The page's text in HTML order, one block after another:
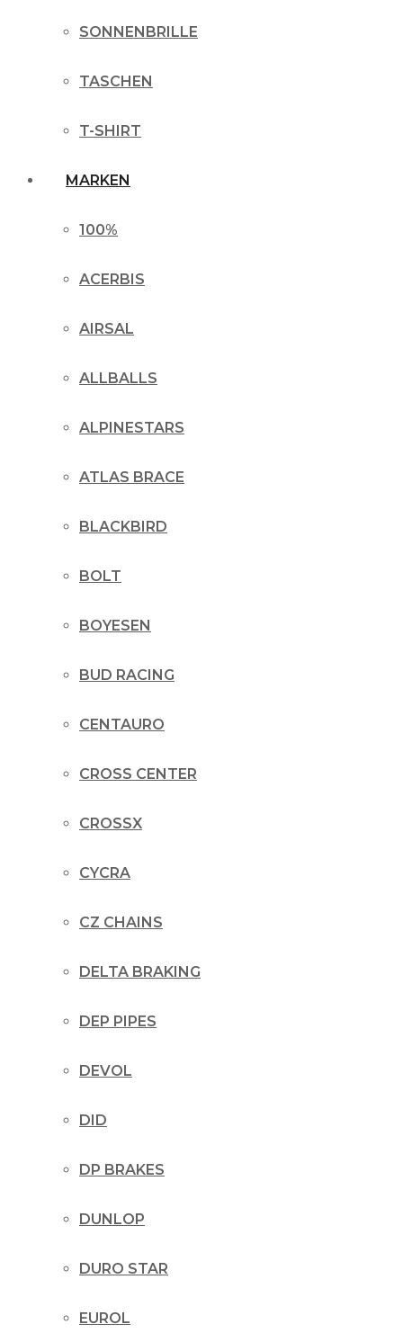
SONNENBRILLE
TASCHEN
T-SHIRT
MARKEN
100%
ACERBIS
AIRSAL
ALLBALLS
ALPINESTARS
ATLAS BRACE
BLACKBIRD
BOLT
BOYESEN
BUD RACING
CENTAURO
CROSS CENTER
CROSSX
CYCRA
CZ CHAINS
DELTA BRAKING
DEP PIPES
DEVOL
DID
DP BRAKES
DUNLOP
DURO STAR
EUROL